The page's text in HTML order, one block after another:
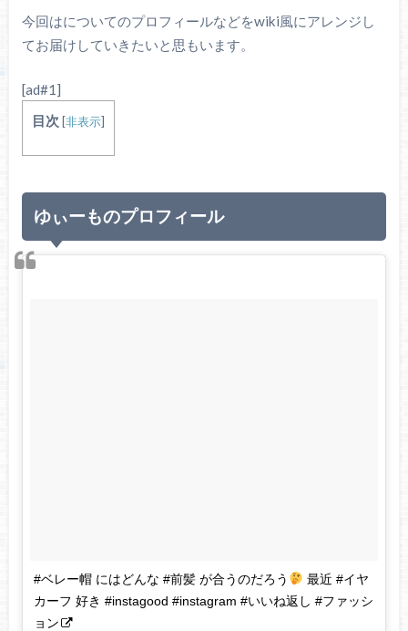
今回はについてのプロフィールなどをwiki風にアレンジし
てお届けしていきたいと思もいます。
[ad#1]
目次 [非表示]
ゆぃーものプロフィール
#ベレー帽 にはどんな #前髪 が合うのだろう
最近 #イヤ
カーフ 好き #instagood #instagram #いいね返し #ファッシ
ョン